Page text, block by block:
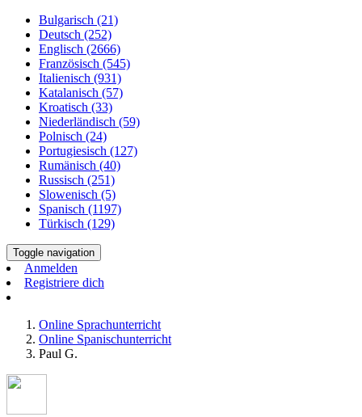
Bulgarisch (21)
Deutsch (252)
Englisch (2666)
Französisch (545)
Italienisch (931)
Katalanisch (57)
Kroatisch (33)
Niederländisch (59)
Polnisch (24)
Portugiesisch (127)
Rumänisch (40)
Russisch (251)
Slowenisch (5)
Spanisch (1197)
Türkisch (129)
Toggle navigation
Anmelden
Registriere dich
Online Sprachunterricht
Online Spanischunterricht
Paul G.